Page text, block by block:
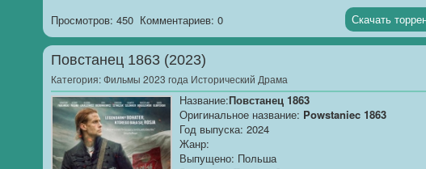
Размер:1.37 GB
Слепой мечник, искусный в боевых искусствах,
имени Чэн Ся Цзы, случайно спасает Чжан Сяо
Юй, которая пострадала от уничтожения своей
семьи. Поддавшись уговорам...
Просмотров: 450 Комментариев: 0 Скачать
Повстанец 1863 (2023)
Категория:Фильмы 2023 года Исторический Драма
Название:Повстанец 1863
Оригинальное название: Powstaniec 1863
Год выпуска: 2024
Жанр:
Выпущено: Польша